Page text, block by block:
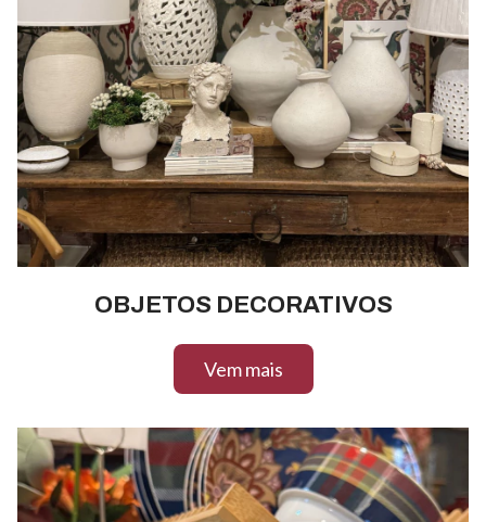
OBJETOS DECORATIVOS
Vem mais